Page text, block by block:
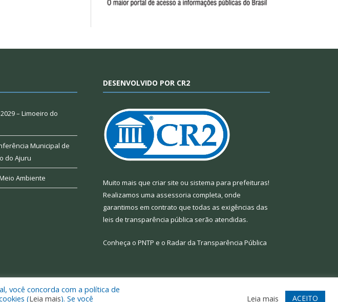
– Limoeiro do
Municipal de
do Ajuru
Ambiente
DESENVOLVIDO POR CR2
Muito mais que criar site ou sistema para prefeituras!
Realizamos uma assessoria completa, onde
garantimos em contrato que todas as exigências das
leis de transparência pública serão atendidas.
Conheça o PNTP e o Radar da Transparência Pública
Mapa do Site Acessar Webmail
você concorda com a política de
(Leia mais). Se você Leia mais ACEITO